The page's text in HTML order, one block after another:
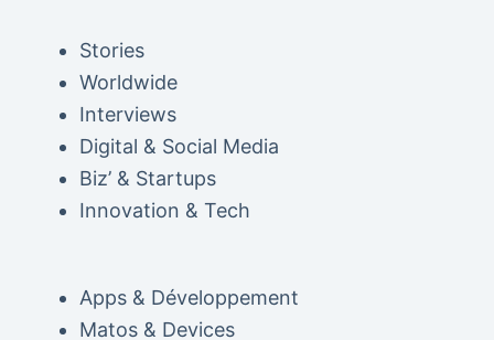
Stories
Worldwide
Interviews
Digital & Social Media
Biz’ & Startups
Innovation & Tech
Apps & Développement
Matos & Devices